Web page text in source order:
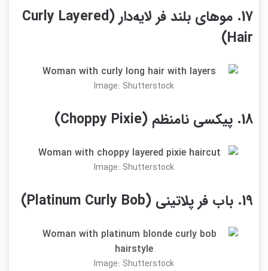
17. موهای بلند فر لایه‌دار (Curly Layered
Hair)
Image: Shutterstock
18. پیکسی نامنظم (Choppy Pixie)
Image: Shutterstock
19. باب فر پلاتینی (Platinum Curly Bob)
Image: Shutterstock